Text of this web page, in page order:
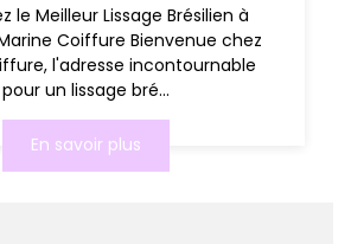
le Meilleur Lissage Brésilien à
Coiffure Bienvenue chez
l'adresse incontournable
pour un lissage bré...
En savoir plus